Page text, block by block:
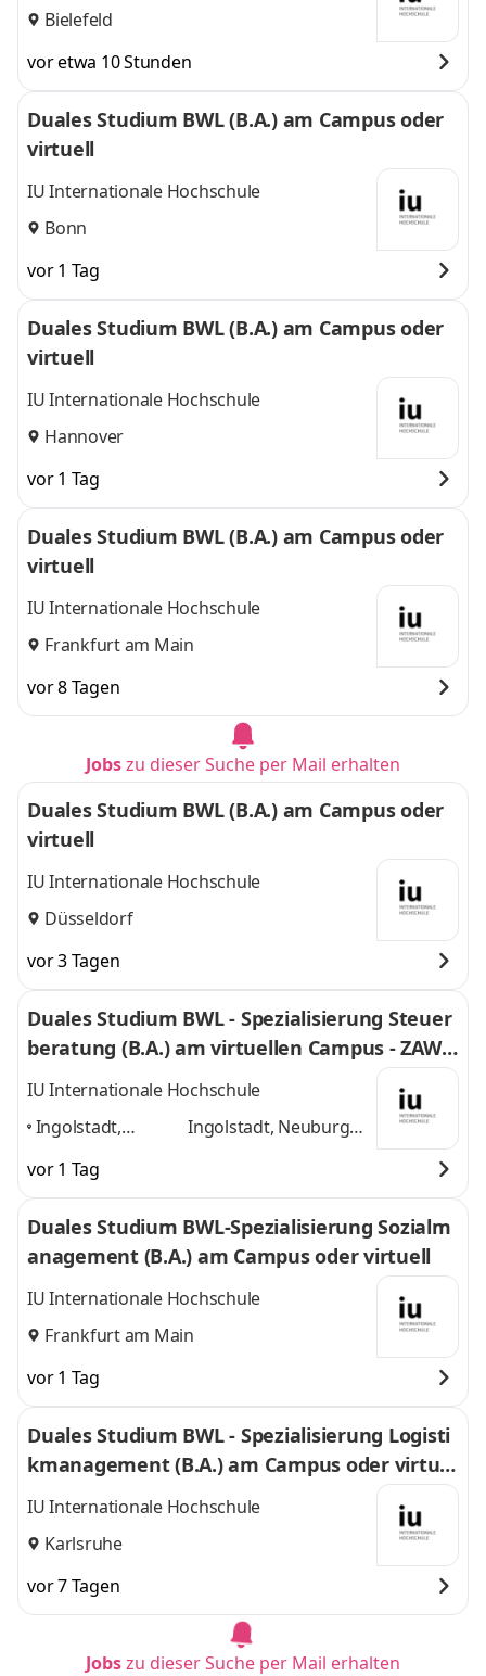
Bielefeld
vor etwa 10 Stunden
Duales Studium BWL (B.A.) am Campus oder
virtuell
IU Internationale Hochschule
Bonn
vor 1 Tag
Duales Studium BWL (B.A.) am Campus oder
virtuell
IU Internationale Hochschule
Hannover
vor 1 Tag
Duales Studium BWL (B.A.) am Campus oder
virtuell
IU Internationale Hochschule
Frankfurt am Main
vor 8 Tagen
Jobszu dieser Suche per Mail erhalten
Duales Studium BWL (B.A.) am Campus oder
virtuell
IU Internationale Hochschule
Düsseldorf
vor 3 Tagen
Duales Studium BWL - Spezialisierung Steuer
beratung (B.A.) am virtuellen Campus - ZAWI-
Treuhand
IU Internationale Hochschule
Ingolstadt,
Donau, Rain am
Lech, Home-
Office,
Ingolstadt, Neuburg
1 weitere
vor 1 Tag
Duales Studium BWL-Spezialisierung Sozialm
anagement (B.A.) am Campus oder virtuell
IU Internationale Hochschule
Frankfurt am Main
vor 1 Tag
Duales Studium BWL - Spezialisierung Logisti
kmanagement (B.A.) am Campus oder virtuel
l
IU Internationale Hochschule
Karlsruhe
vor 7 Tagen
Jobszu dieser Suche per Mail erhalten